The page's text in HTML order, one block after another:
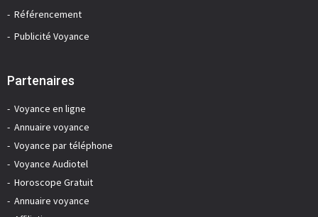
Référencement
Publicité Voyance
Partenaires
Voyance en ligne
Annuaire voyance
Voyance par téléphone
Voyance Audiotel
Horoscope Gratuit
Annuaire voyance